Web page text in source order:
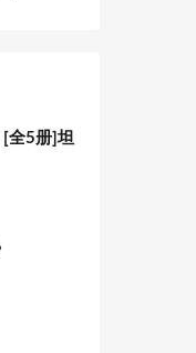
[全5册]坦